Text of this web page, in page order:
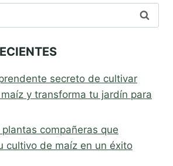
secreto de cultivar
y transforma tu jardín para
compañeras que
cultivo de maíz en un éxito